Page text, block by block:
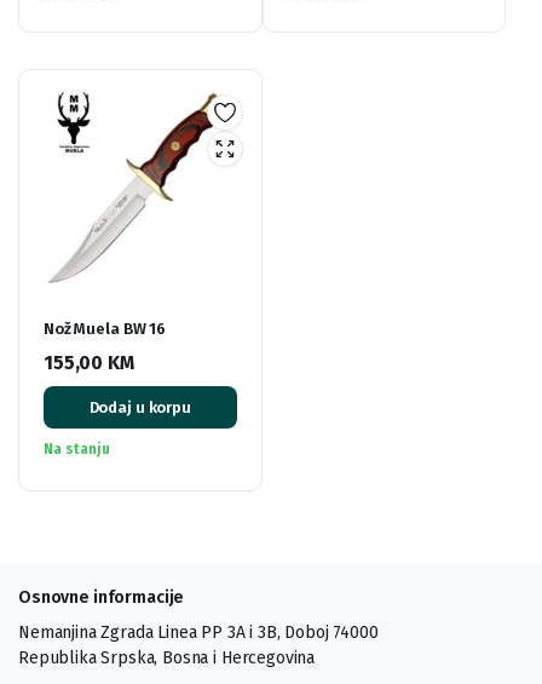
Nož Muela BW 16
155,00 KM
Dodaj u korpu
Na stanju
Osnovne informacije
Nemanjina Zgrada Linea PP 3A i 3B, Doboj 74000
Republika Srpska, Bosna i Hercegovina